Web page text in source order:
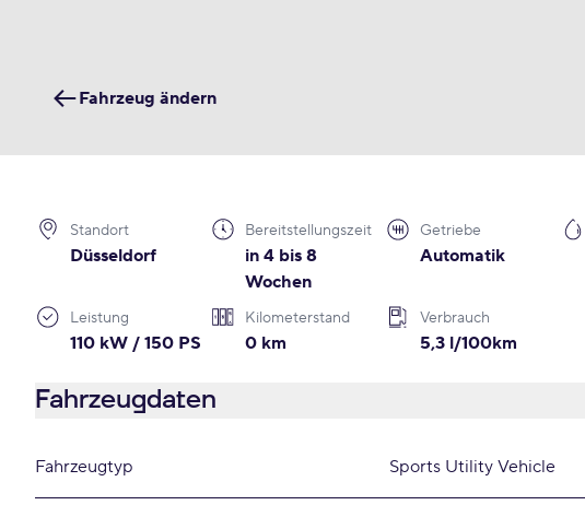
Fahrzeug ändern
Standort
Düsseldorf
Bereitstellungszeit
in 4 bis 8
Wochen
Getriebe
Automatik
Leistung
110 kW / 150 PS
Kilometerstand
0 km
Verbrauch
5,3 l/100km
Fahrzeugdaten
Fahrzeugtyp Sports Utility Vehicle